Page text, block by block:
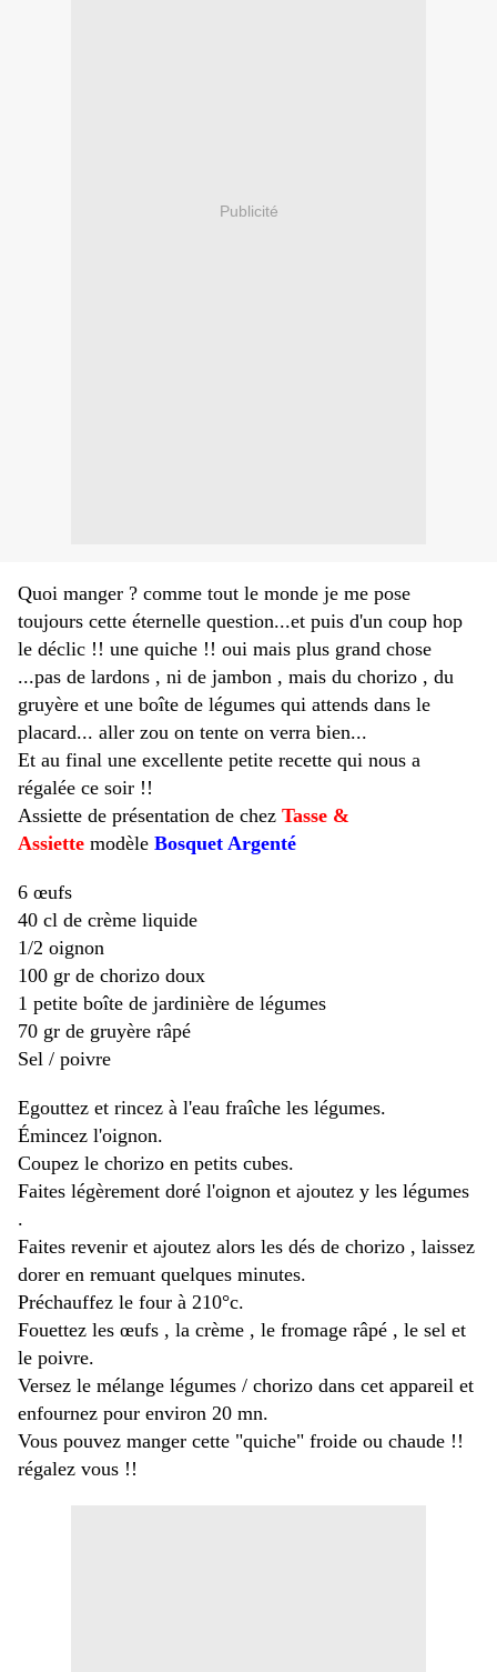
Publicité
Quoi manger ? comme tout le monde je me pose
toujours cette éternelle question...et puis d'un coup hop
le déclic !! une quiche !! oui mais plus grand chose
...pas de lardons , ni de jambon , mais du chorizo , du
gruyère et une boîte de légumes qui attends dans le
placard... aller zou on tente on verra bien...
Et au final une excellente petite recette qui nous a
régalée ce soir !!
Assiette de présentation de chez Tasse &
Assiette modèle Bosquet Argenté
6 œufs
40 cl de crème liquide
1/2 oignon
100 gr de chorizo doux
1 petite boîte de jardinière de légumes
70 gr de gruyère râpé
Sel / poivre
Egouttez et rincez à l'eau fraîche les légumes.
Émincez l'oignon.
Coupez le chorizo en petits cubes.
Faites légèrement doré l'oignon et ajoutez y les légumes
.
Faites revenir et ajoutez alors les dés de chorizo , laissez
dorer en remuant quelques minutes.
Préchauffez le four à 210°c.
Fouettez les œufs , la crème , le fromage râpé , le sel et
le poivre.
Versez le mélange légumes / chorizo dans cet appareil et
enfournez pour environ 20 mn.
Vous pouvez manger cette "quiche" froide ou chaude !!
régalez vous !!